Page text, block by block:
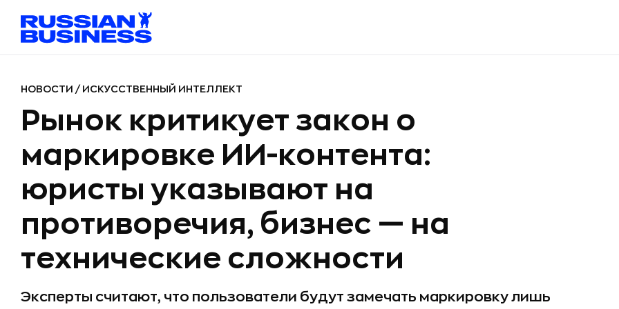
НОВОСТИ / ИСКУССТВЕННЫЙ ИНТЕЛЛЕКТ
Рынок критикует закон о
маркировке ИИ-контента:
юристы указывают на
противоречия, бизнес — на
технические сложности
Эксперты считают, что пользователи будут замечать маркировку лишь